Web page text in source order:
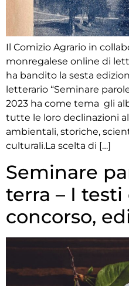
Il Comizio Agrario in
monregalese online di
ha bandito la sesta
letterario “Seminare
2023 ha come tema gli
tutte le loro declinazioni
ambientali, storiche,
culturali.La scelta di […]
Seminare
terra – I
concorso,